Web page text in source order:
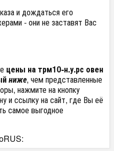
и дождаться его
- они не заставят Вас
цены на трм10-н.у.рс овен
ниже, чем представленные
нажмите на кнопку
и ссылку на сайт, где Вы её
самое выгодное